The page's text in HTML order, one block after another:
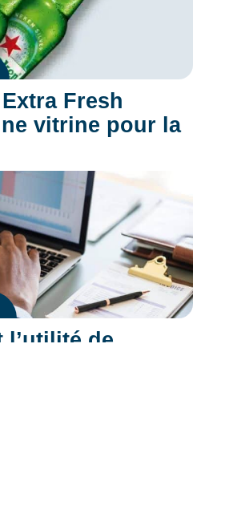
Fresh
vitrine pour la
l’utilité de